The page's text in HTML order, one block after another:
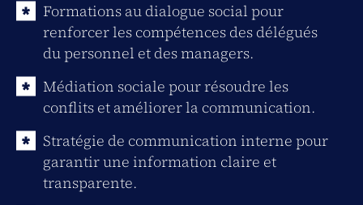
Formations au dialogue social pour
renforcer les compétences des délégués
du personnel et des managers.
Médiation sociale pour résoudre les
conflits et améliorer la communication.
Stratégie de communication interne pour
garantir une information claire et
transparente.